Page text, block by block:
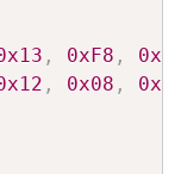
, 0xF8 ,
, 0x08 ,